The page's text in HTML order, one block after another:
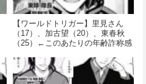
【ワールドトリガー】里見さん
（17）、加古望（20）、東春秋
（25）←このあたりの年齢詐称感